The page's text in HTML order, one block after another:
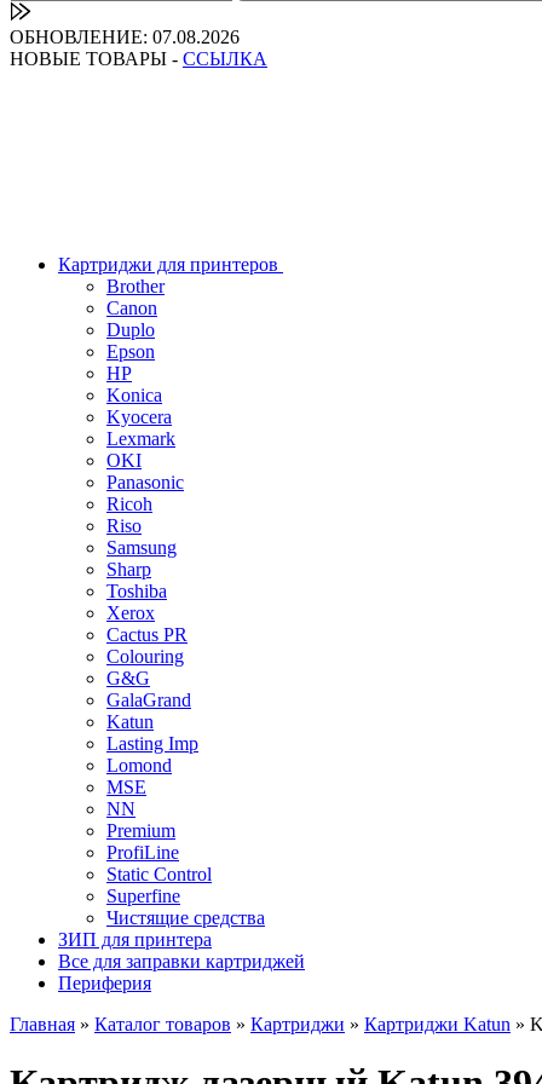
ОБНОВЛЕНИЕ: 07.08.2026
НОВЫЕ ТОВАРЫ - ССЫЛКА
Картриджи для принтеров
Brother
Canon
Duplo
Epson
HP
Konica
Kyocera
Lexmark
OKI
Panasonic
Ricoh
Riso
Samsung
Sharp
Toshiba
Xerox
Cactus PR
Colouring
G&G
GalaGrand
Katun
Lasting Imp
Lomond
MSE
NN
Premium
ProfiLine
Static Control
Superfine
Чистящие средства
ЗИП для принтера
Все для заправки картриджей
Периферия
Главная » Каталог товаров » Картриджи » Картриджи Katun »